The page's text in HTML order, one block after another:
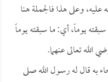
عليه، وعلى هذا فالجملة هنا
يوماً، أي: ما سبقته يوماً
الله تعالى عنهما.
به قال له رسول الله صلى